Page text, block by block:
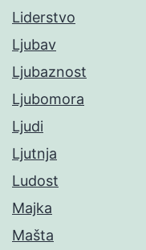
Liderstvo
Ljubav
Ljubaznost
Ljubomora
Ljudi
Ljutnja
Ludost
Majka
Mašta